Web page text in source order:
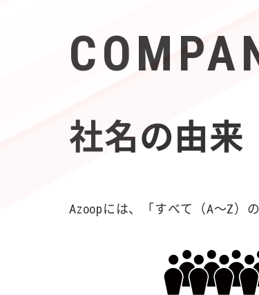
社名の由来
Azoopには、「すべて（A〜Z）